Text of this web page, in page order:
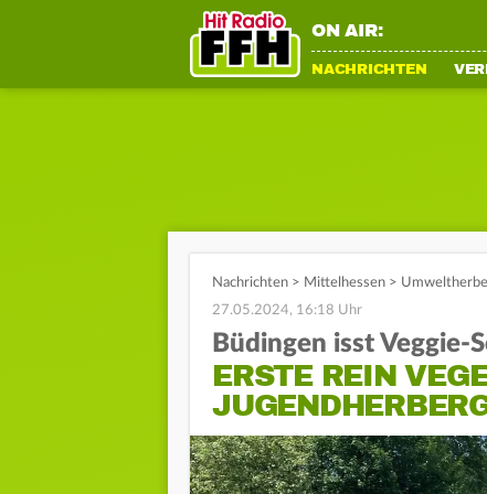
ON AIR:
NACHRICHTEN
Nachrichten > Mittelhessen >
27.05.2024, 16:18 Uhr
Büdingen isst Veggie-
ERSTE REIN